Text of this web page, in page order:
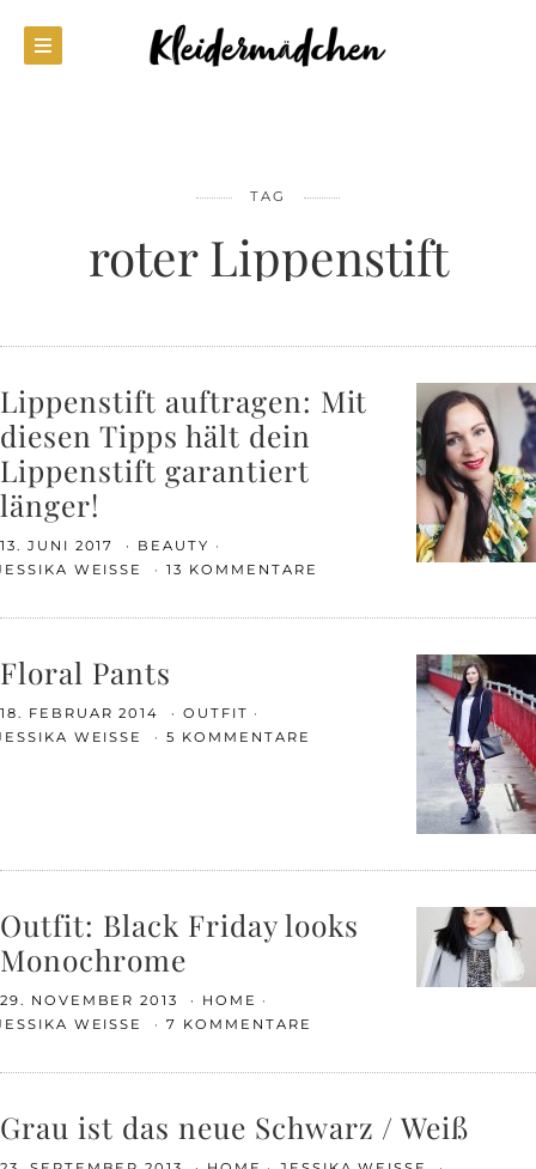
TAG
roter Lippenstift
Lippenstift auftragen: Mit
diesen Tipps hält dein
Lippenstift garantiert
länger!
13. JUNI 2017
BEAUTY
WEISSE
13 KOMMENTARE
Floral Pants
18. FEBRUAR 2014
OUTFIT
WEISSE
5 KOMMENTARE
Outfit: Black Friday looks
Monochrome
29. NOVEMBER 2013
HOME
WEISSE
7 KOMMENTARE
Grau ist das neue Schwarz / Weiß